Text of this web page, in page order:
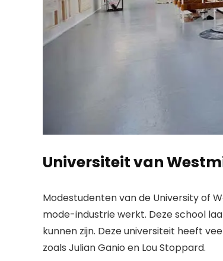
Universiteit van
Modestudenten van de University of
mode-industrie werkt. Deze school
kunnen zijn. Deze universiteit heeft
zoals Julian Ganio en Lou Stoppard.